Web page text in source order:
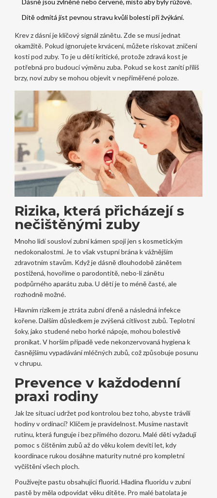
Dásně jsou zvlněné nebo červené, místo aby byly růžové.
Dítě odmítá jíst pevnou stravu kvůli bolesti při žvýkání.
Krev z dásní je klíčový signál zánětu. Zde se musí jednat
okamžitě. Pokud ignorujete krvácení, můžete riskovat zničení
kosti pod zuby. To je u dětí kritické, protože zdravá kost je
potřebná pro budoucí výměnu zuba. Pokud se kost zanítí příliš
brzy, noví zuby se mohou objevit v nepřiměřené poloze.
Rizika, která přicházejí s
nečištěnými zuby
Mnoho lidí sousloví zubní kámen spojí jen s kosmetickým
nedokonalostmi. Je to však vstupní brána k vážnějším
zdravotním stavům. Když je dásně dlouhodobě zánětem
postižená, hovoříme o parodontitě, nebo-li zánětu
podpůrného aparátu zuba. U dětí je to méně časté, ale
rozhodně možné.
Hlavním rizikem je ztráta zubní dřeně a následná infekce
kořene. Dalším důsledkem je zvýšená citlivost zubů. Teplotní
šoky, jako studené nebo horké nápoje, mohou bolestivě
pronikat. V horším případě vede nekonzervovaná hygiena k
časnějšímu vypadávání mléčných zubů, což způsobuje posunu
v chrupu.
Prevence v každodenní
praxi rodiny
Jak lze situaci udržet pod kontrolou bez toho, abyste trávili
hodiny v ordinaci? Klíčem je pravidelnost. Musíme nastavit
rutinu, která funguje i bez přímého dozoru. Malé děti vyžadují
pomoc s čištěním zubů až do věku kolem devíti let, kdy
koordinace rukou dosáhne maturity nutné pro kompletní
vyčištění všech ploch.
Používejte pastu obsahující fluorid. Hladina fluoridu v zubní
pastě by měla odpovídat věku dítěte. Pro malé batolata je